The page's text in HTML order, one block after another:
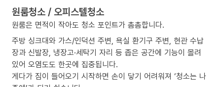
원룸청소 / 오피스텔청소
원룸은 면적이 작아도 청소 포인트가 촘촘합니다.
주방 싱크대와 가스/인덕션 주변, 욕실 환기구 주변, 현관 수납
장과 신발장, 냉장고·세탁기 자리 등 좁은 공간에 기능이 몰려
있어 오염도도 한곳에 집중됩니다.
게다가 짐이 들어오기 시작하면 손이 닿기 어려워져 ‘청소는 나